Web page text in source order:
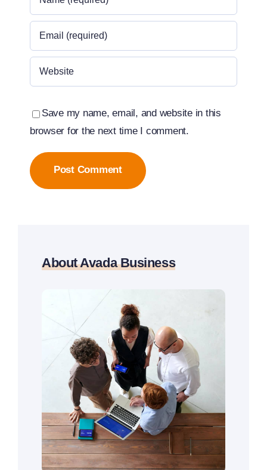
Save my name, email, and website in this
browser for the next time I comment.
About Avada Business